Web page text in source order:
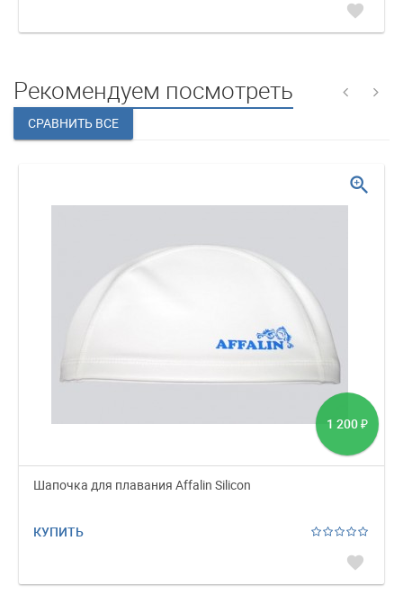
favorite
Рекомендуем посмотреть
1 200 ₽
Шапочка для плавания Affalin Silicon
КУПИТЬ
favorite
zoom_in